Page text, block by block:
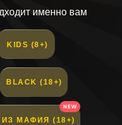
именно вам
KIDS (8+)
МАФИЯ (18+)
BLACK (18+)